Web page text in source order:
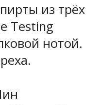
из трёх
Testing
нотой.